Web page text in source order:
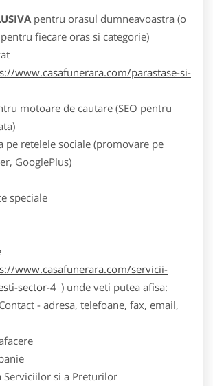
pentru orasul dumneavoastra (o
fiecare oras si categorie)
www.casafunerara.com/parastase-si-
motoare de cautare (SEO pentru
pe retelele sociale (promovare pe
GooglePlus)
speciale
www.casafunerara.com/servicii-
sector-4 ) unde veti putea afisa:
- adresa, telefoane, fax, email,
si a Preturilor